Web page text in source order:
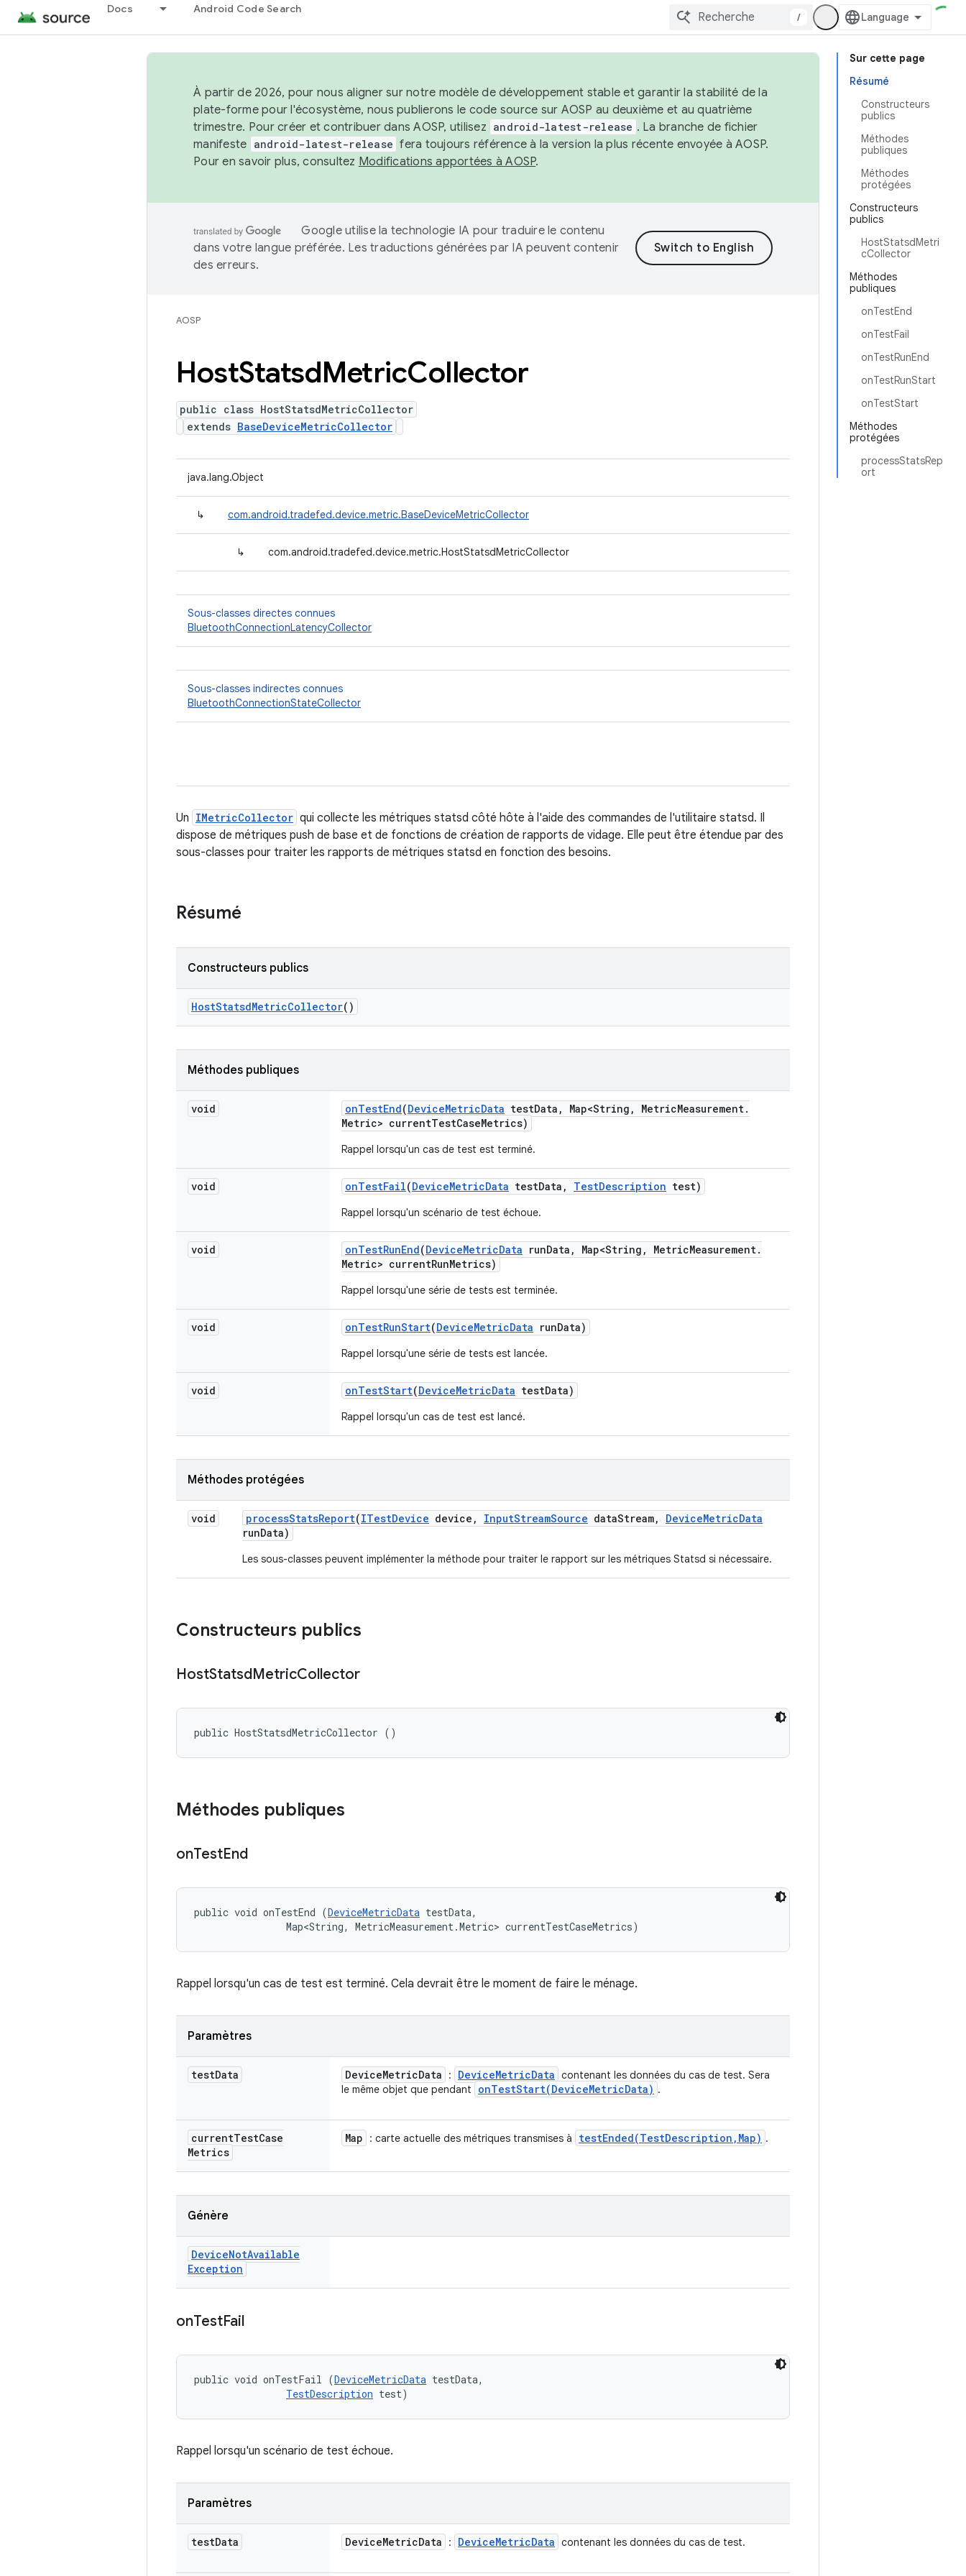
Docs Android Code Search
/
Sur cette page
Résumé
Constructeurs
publics
Méthodes
publiques
Méthodes
protégées
Constructeurs
publics
HostStatsdMetri
cCollector
Méthodes
publiques
onTestEnd
onTestFail
onTestRunEnd
onTestRunStart
onTestStart
Méthodes
protégées
processStatsRep
ort
À partir de 2026, pour nous aligner sur notre modèle de développement stable et garantir la stabilité de la
plate-forme pour l'écosystème, nous publierons le code source sur AOSP au deuxième et au quatrième
trimestre. Pour créer et contribuer dans AOSP, utilisez android-latest-release . La branche de fichier
manifeste android-latest-release fera toujours référence à la version la plus récente envoyée à AOSP.
Pour en savoir plus, consultez Modifications apportées à AOSP.
Google utilise la technologie IA pour traduire le contenu
dans votre langue préférée. Les traductions générées par IA peuvent contenir
des erreurs.
AOSP
HostStatsdMetricCollector
public class HostStatsdMetricCollector
extends BaseDeviceMetricCollector
java.lang.Object
↳ com.android.tradefed.device.metric.BaseDeviceMetricCollector
↳ com.android.tradefed.device.metric.HostStatsdMetricCollector
Sous-classes directes connues
BluetoothConnectionLatencyCollector
Sous-classes indirectes connues
BluetoothConnectionStateCollector
Un IMetricCollector qui collecte les métriques statsd côté hôte à l'aide des commandes de l'utilitaire statsd. Il
dispose de métriques push de base et de fonctions de création de rapports de vidage. Elle peut être étendue par des
sous-classes pour traiter les rapports de métriques statsd en fonction des besoins.
Résumé
Constructeurs publics
HostStatsdMetricCollector()
Méthodes publiques
void onTestEnd(DeviceMetricData testData , Map<String , MetricMeasurement.
Metric> currentTestCaseMetrics)
Rappel lorsqu'un cas de test est terminé.
void onTestFail(DeviceMetricData testData , TestDescription test)
Rappel lorsqu'un scénario de test échoue.
void onTestRunEnd(DeviceMetricData runData , Map<String , MetricMeasurement.
Metric> currentRunMetrics)
Rappel lorsqu'une série de tests est terminée.
void onTestRunStart(DeviceMetricData runData)
Rappel lorsqu'une série de tests est lancée.
void onTestStart(DeviceMetricData testData)
Rappel lorsqu'un cas de test est lancé.
Méthodes protégées
void processStatsReport(ITestDevice device , InputStreamSource dataStream, DeviceMetricData
runData)
Les sous-classes peuvent implémenter la méthode pour traiter le rapport sur les métriques Statsd si nécessaire.
Constructeurs publics
HostStatsdMetricCollector
public HostStatsdMetricCollector ()
Méthodes publiques
onTestEnd
public void onTestEnd (DeviceMetricData testData,
                Map<String, MetricMeasurement.Metric> currentTestCaseMetrics)
Rappel lorsqu'un cas de test est terminé. Cela devrait être le moment de faire le ménage.
Paramètres
testData DeviceMetricData : DeviceMetricData contenant les données du cas de test. Sera
le même objet que pendant
onTestStart(DeviceMetricData) .
currentTestCase
Metrics
Map : carte actuelle des métriques transmises à testEnded(TestDescription , Map) .
Génère
DeviceNotAvailable
Exception
onTestFail
public void onTestFail (DeviceMetricData testData,
TestDescription test)
Rappel lorsqu'un scénario de test échoue.
Paramètres
testData DeviceMetricData : DeviceMetricData contenant les données du cas de test.